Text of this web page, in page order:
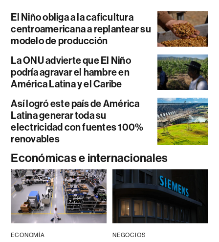
El Niño obliga a la caficultura
centroamericana a replantear su
modelo de producción
La ONU advierte que El Niño
podría agravar el hambre en
América Latina y el Caribe
Así logró este país de América
Latina generar toda su
electricidad con fuentes 100%
renovables
Económicas e internacionales
ECONOMÍA NEGOCIOS